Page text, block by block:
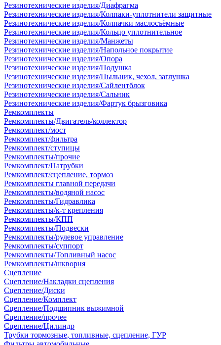
Резинотехнические изделия/Диафрагма
Резинотехнические изделия/Колпаки-уплотнители защитные
Резинотехнические изделия/Колпачки маслосъёмные
Резинотехнические изделия/Кольцо уплотнительное
Резинотехнические изделия/Манжеты
Резинотехнические изделия/Напольное покрытие
Резинотехнические изделия/Опора
Резинотехнические изделия/Подушка
Резинотехнические изделия/Пыльник, чехол, заглушка
Резинотехнические изделия/Сайлентблок
Резинотехнические изделия/Сальник
Резинотехнические изделия/Фартук брызговика
Ремкомплекты
Ремкомплекты/Двигатель/коллектор
Ремкомплект/мост
Ремкомплект/фильтра
Ремкомплект/ступицы
Ремкомплекты/прочие
Ремкомплект/Патрубки
Ремкомплект/сцепление, тормоз
Ремкомплекты главной передачи
Ремкомплекты/водяной насос
Ремкомплекты/Гидравлика
Ремкомплекты/к-т крепления
Ремкомплекты/КПП
Ремкомплекты/Подвески
Ремкомплекты/рулевое управление
Ремкомплекты/суппорт
Ремкомплекты/Топливный насос
Ремкомплекты/шкворня
Сцепление
Сцепление/Накладки сцепления
Сцепление/Диски
Сцепление/Комплект
Сцепление/Подшипник выжимной
Сцепление/прочее
Сцепление/Цилиндр
Трубки тормозные, топливные, сцепление, ГУР